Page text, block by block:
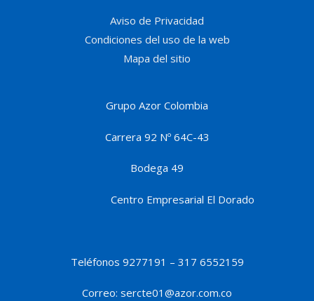
Aviso de Privacidad
Condiciones del uso de la web
Mapa del sitio
Grupo Azor Colombia
Carrera 92 Nº 64C-43
Bodega 49
Centro Empresarial El Dorado
Teléfonos 9277191 – 317 6552159
Correo: sercte01@azor.com.co